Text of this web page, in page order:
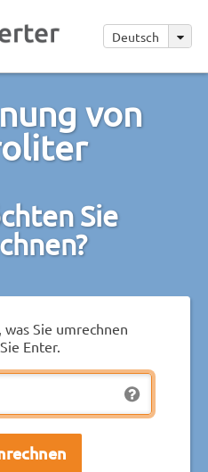
Deutsch
von
Sie
Sie umrechnen
Enter.